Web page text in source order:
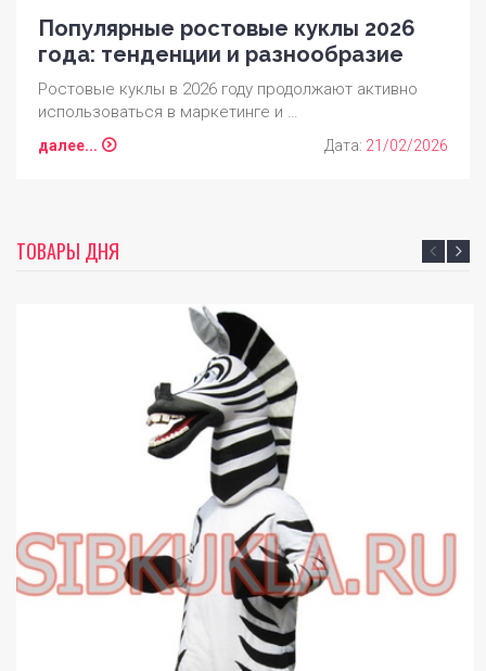
Популярные ростовые куклы 2026
года: тенденции и разнообразие
Ростовые куклы в 2026 году продолжают активно
использоваться в маркетинге и …
далее... Дата: 21/02/2026
ТОВАРЫ ДНЯ